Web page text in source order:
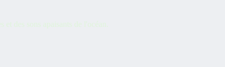
des sons apaisants de l'océan.